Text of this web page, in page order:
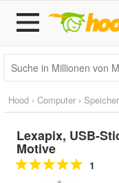
Hood › Computer ›
Lexapix, USB-
Motive
1